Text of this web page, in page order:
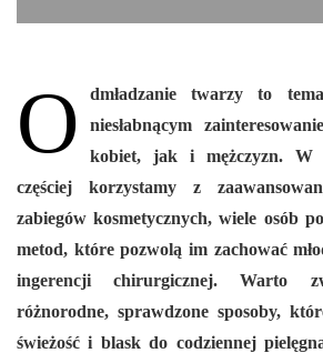
O
dmładzanie twarzy to
niesłabnącym
kobiet, jak i mężczyzn. W
częściej korzystamy z
zabiegów kosmetycznych, wiele osób
metod, które pozwolą im zachować
ingerencji chirurgicznej. Warto
różnorodne, sprawdzone sposoby,
świeżość i blask do codziennej